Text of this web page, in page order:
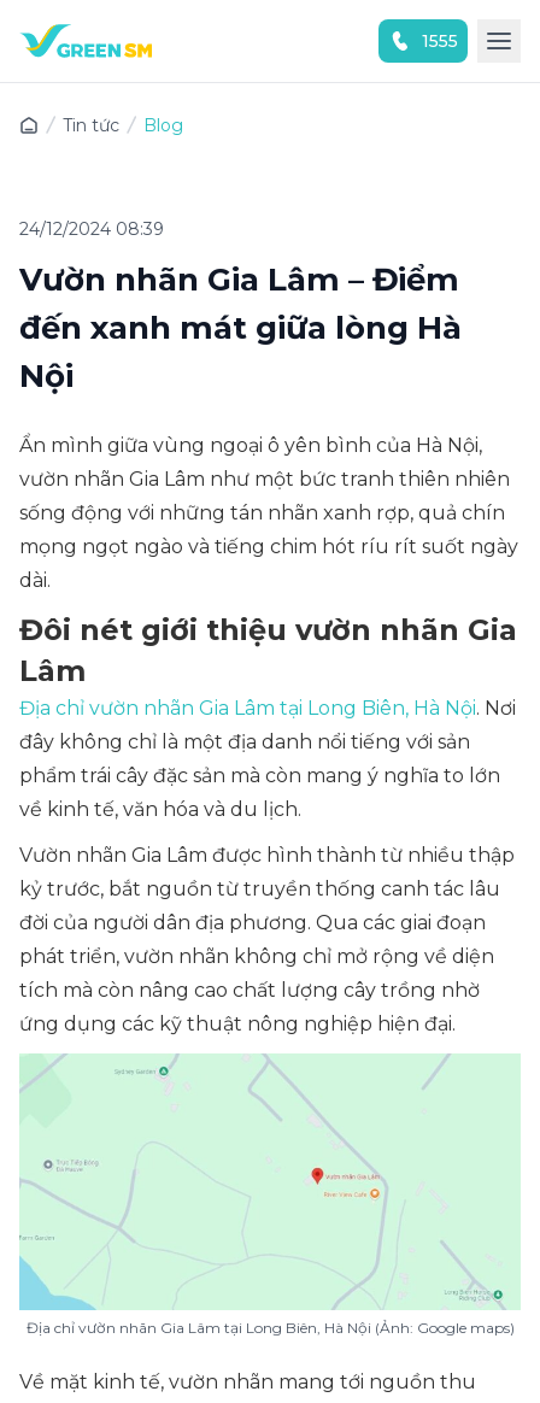
1555
Tin tức Blog
24/12/2024 08:39
Vườn nhãn Gia Lâm – Điểm
đến xanh mát giữa lòng Hà
Nội
Ẩn mình giữa vùng ngoại ô yên bình của Hà Nội,
vườn nhãn Gia Lâm như một bức tranh thiên nhiên
sống động với những tán nhãn xanh rợp, quả chín
mọng ngọt ngào và tiếng chim hót ríu rít suốt ngày
dài.
Đôi nét giới thiệu vườn nhãn Gia
Lâm
Địa chỉ vườn nhãn Gia Lâm tại Long Biên, Hà Nội. Nơi
đây không chỉ là một địa danh nổi tiếng với sản
phẩm trái cây đặc sản mà còn mang ý nghĩa to lớn
về kinh tế, văn hóa và du lịch.
Vườn nhãn Gia Lâm được hình thành từ nhiều thập
kỷ trước, bắt nguồn từ truyền thống canh tác lâu
đời của người dân địa phương. Qua các giai đoạn
phát triển, vườn nhãn không chỉ mở rộng về diện
tích mà còn nâng cao chất lượng cây trồng nhờ
ứng dụng các kỹ thuật nông nghiệp hiện đại.
Địa chỉ vườn nhãn Gia Lâm tại Long Biên, Hà Nội (Ảnh: Google maps)
Về mặt kinh tế, vườn nhãn mang tới nguồn thu